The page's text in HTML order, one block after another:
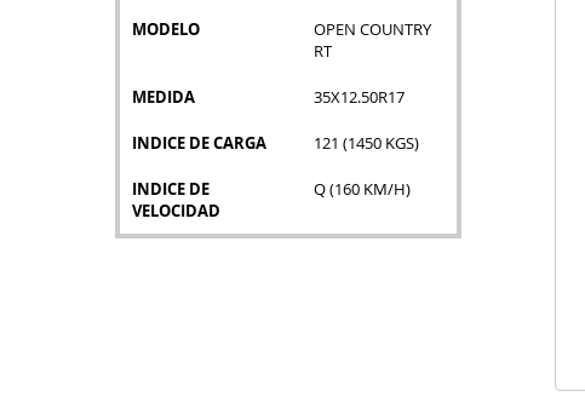
MODELO
OPEN COUNTRY
RT
MEDIDA 35X12.50R17
INDICE DE CARGA 121 (1450 KGS)
INDICE DE
VELOCIDAD
Q (160 KM/H)